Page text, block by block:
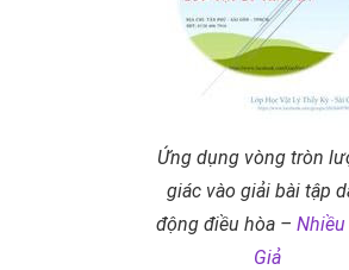
Ứng dụng vòng tròn
giác vào giải bài tập
động điều hòa – Nhiều
Giả